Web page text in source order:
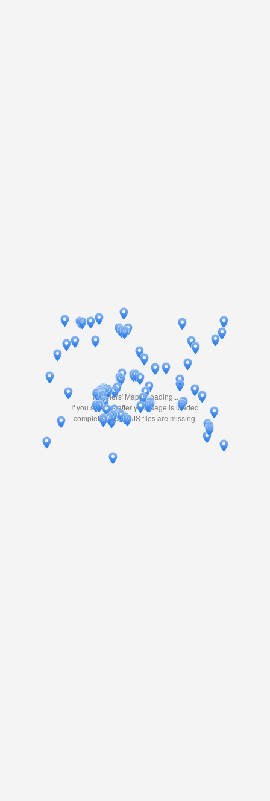
Travelers' Map is loading...
If you see this after your page is loaded
completely, leafletJS files are missing.